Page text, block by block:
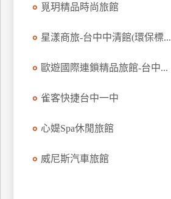
覓玥精品時尚旅館
星漾商旅-台中中清館(環保標...
歐遊國際連鎖精品旅館-台中...
雀客快捷台中一中
心媞Spa休閒旅館
威尼斯汽車旅館